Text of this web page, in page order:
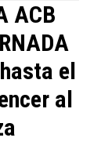
ACB
el
al